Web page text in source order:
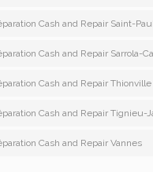
Cash and Repair Saint-
Cash and Repair Sarrola-
Cash and Repair Thionville
Cash and Repair Tignieu-
Cash and Repair Vannes